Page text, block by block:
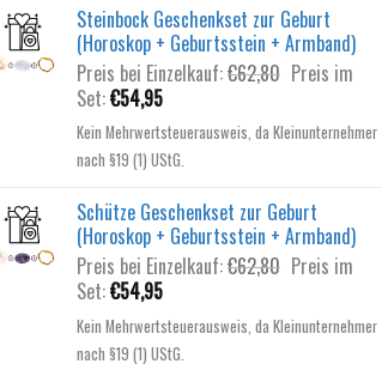
Steinbock Geschenkset zur Geburt
(Horoskop + Geburtsstein + Armband)
Preis bei Einzelkauf:€62,80 Ursprünglicher
war:
€62,80
Preis im
Set:€54,95Aktueller
Preis
ist:
€54,95.
Kein Mehrwertsteuerausweis, da Kleinunternehmer
nach §19 (1) UStG.
Schütze Geschenkset zur Geburt
(Horoskop + Geburtsstein + Armband)
Preis bei Einzelkauf:€62,80 Ursprünglicher
war:
€62,80
Preis im
Set:€54,95Aktueller
Preis
ist:
€54,95.
Kein Mehrwertsteuerausweis, da Kleinunternehmer
nach §19 (1) UStG.